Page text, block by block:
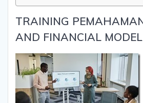
TRAINING
AND FINANCIAL